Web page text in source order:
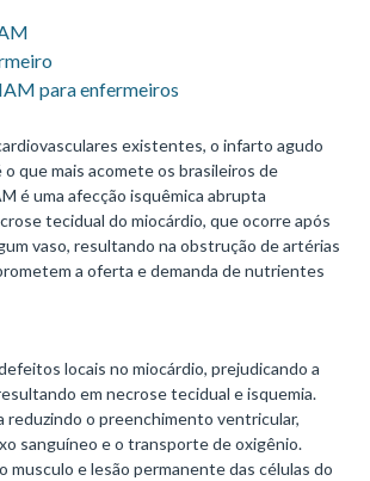
para enfermeiros
existentes, o infarto agudo
que mais acomete os brasileiros de
é uma afecção isquêmica abrupta
tecidual do miocárdio, que ocorre após
vaso, resultando na obstrução de artérias
a oferta e demanda de nutrientes
locais no miocárdio, prejudicando a
em necrose tecidual e isquemia.
reduzindo o preenchimento ventricular,
sanguíneo e o transporte de oxigênio.
musculo e lesão permanente das células do